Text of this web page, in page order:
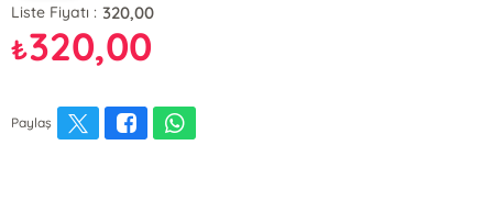
Liste Fiyatı : 320,00
₺320,00
Paylaş